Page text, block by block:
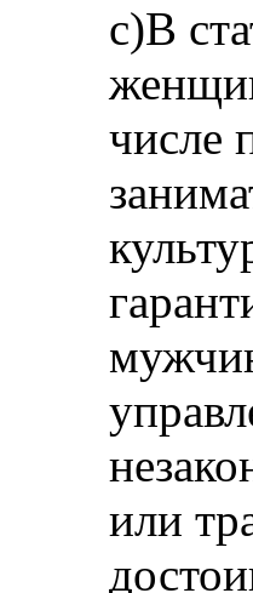
с)В
числе
или